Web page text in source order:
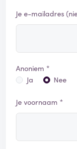
Je e-mailadres
Anoniem *
Ja
Nee
Je voornaam *